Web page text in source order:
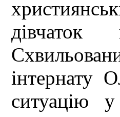
дівчаток
інтернату
ситуацію